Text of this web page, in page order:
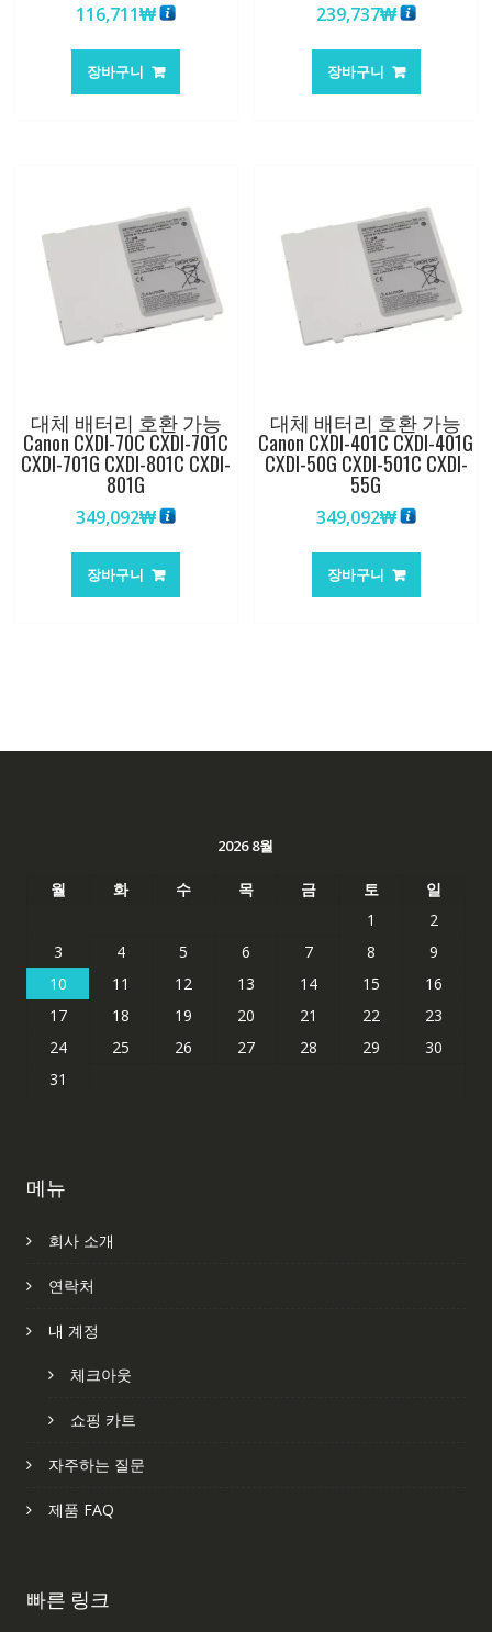
116,711₩
장바구니
239,737₩
장바구니
대체 배터리 호환 가능
Canon CXDI-70C CXDI-701C
CXDI-701G CXDI-801C CXDI-
801G
349,092₩
장바구니
대체 배터리 호환 가능
Canon CXDI-401C CXDI-401G
CXDI-50G CXDI-501C CXDI-
55G
349,092₩
장바구니
2026 8월
월 화 수 목 금 토
일
1
2
3
4 5 6 7 8
9
10
11 12 13 14 15
16
17
18 19 20 21 22
23
24
25 26 27 28 29
30
31
메뉴
회사 소개
연락처
내 계정
체크아웃
쇼핑 카트
자주하는 질문
제품 FAQ
빠른 링크